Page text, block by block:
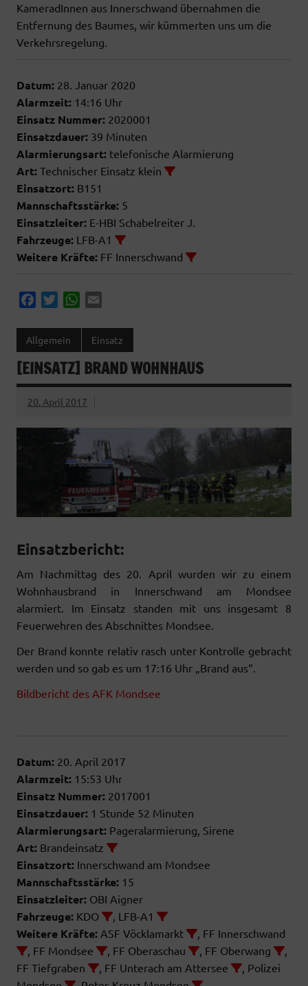
KameradInnen aus Innerschwand übernahmen die
Entfernung des Baumes, wir kümmerten uns um die
Verkehrsregelung.
Datum: 28. Januar 2020
Alarmzeit: 14:16 Uhr
Einsatz Nummer: 2020001
Einsatzdauer: 39 Minuten
Alarmierungsart: telefonische Alarmierung
Art: Technischer Einsatz klein
Einsatzort: B151
Mannschaftsstärke: 5
Einsatzleiter: E-HBI Schabelreiter J.
Fahrzeuge: LFB-A1
Weitere Kräfte: FF Innerschwand
c
e
b
o
o
i
t
t
e
r
W
a
t
A
p
a
i
l
Allgemein Einsatz
[EINSATZ] BRAND WOHNHAUS
20. April 2017
Einsatzbericht:
Am Nachmittag des 20. April wurden wir zu einem
Wohnhausbrand in Innerschwand am Mondsee
alarmiert. Im Einsatz standen mit uns insgesamt 8
Feuerwehren des Abschnittes Mondsee.
Der Brand konnte relativ rasch unter Kontrolle gebracht
werden und so gab es um 17:16 Uhr „Brand aus“.
Bildbericht des AFK Mondsee
Datum: 20. April 2017
Alarmzeit: 15:53 Uhr
Einsatz Nummer: 2017001
Einsatzdauer: 1 Stunde 52 Minuten
Alarmierungsart: Pageralarmierung, Sirene
Art: Brandeinsatz
Einsatzort: Innerschwand am Mondsee
Mannschaftsstärke: 15
Einsatzleiter: OBI Aigner
Fahrzeuge: KDO , LFB-A1
Weitere Kräfte: ASF Vöcklamarkt
, FF Innerschwand
, FF Mondsee
, FF Oberaschau , FF Oberwang
,
FF Tiefgraben
, FF Unterach am Attersee
, Polizei